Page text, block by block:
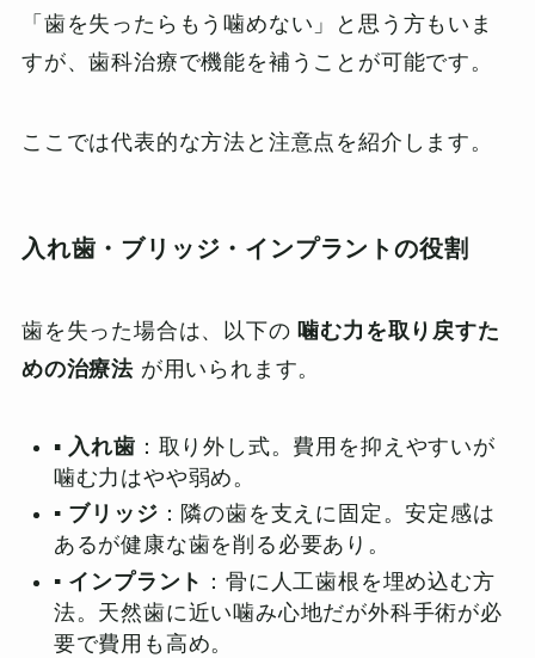
「歯を失ったらもう噛めない」と思う方もいま
すが、歯科治療で機能を補うことが可能です。
ここでは代表的な方法と注意点を紹介します。
入れ歯・ブリッジ・インプラントの役割
歯を失った場合は、以下の 噛む力を取り戻すた
めの治療法が用いられます。
▪️ 入れ歯 ：取り外し式。費用を抑えやすいが
噛む力はやや弱め。
▪️ ブリッジ ：隣の歯を支えに固定。安定感は
あるが健康な歯を削る必要あり。
▪️ インプラント ：骨に人工歯根を埋め込む方
法。天然歯に近い噛み心地だが外科手術が必
要で費用も高め。